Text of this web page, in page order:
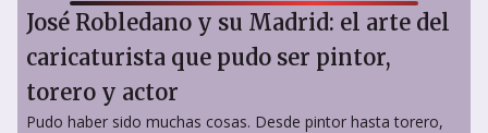
José Robledano y su Madrid: el arte del
caricaturista que pudo ser pintor,
torero y actor
Pudo haber sido muchas cosas. Desde pintor hasta torero,